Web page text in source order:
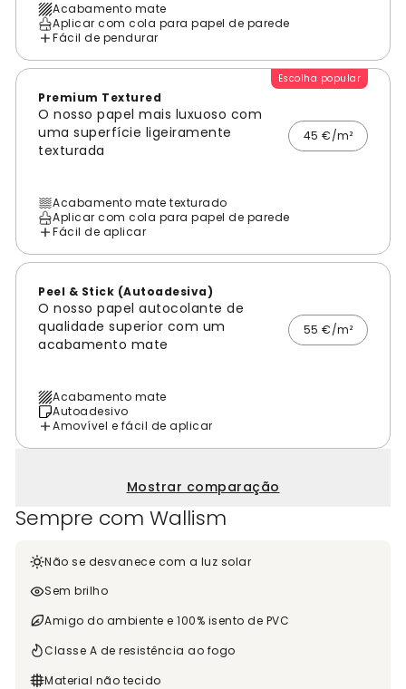
Acabamento mate
Aplicar com cola para papel de parede
Fácil de pendurar
Escolha popular
Premium Textured
O nosso papel mais luxuoso com
uma superfície ligeiramente
texturada
45 €/m²
Acabamento mate texturado
Aplicar com cola para papel de parede
Fácil de aplicar
Peel & Stick (Autoadesiva)
O nosso papel autocolante de
qualidade superior com um
acabamento mate
55 €/m²
Acabamento mate
Autoadesivo
Amovível e fácil de aplicar
Mostrar comparação
Sempre com Wallism
Não se desvanece com a luz solar
Sem brilho
Amigo do ambiente e 100% isento de PVC
Classe A de resistência ao fogo
Material não tecido